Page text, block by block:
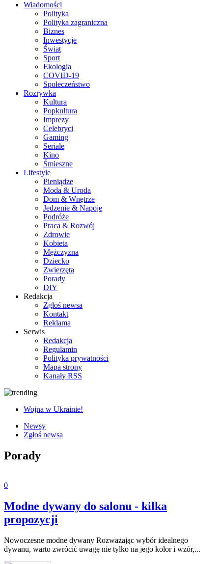
Wiadomości
Polityka
Polityka zagraniczna
Biznes
Inwestycje
Świat
Sport
Ekologia
COVID-19
Społeczeństwo
Rozrywka
Kultura
Popkultura
Imprezy
Celebryci
Gaming
Seriale
Kino
Śmieszne
Lifestyle
Pieniądze
Moda & Uroda
Dom & Wnętrze
Jedzenie & Napoje
Podróże
Praca & Rozwój
Zdrowie
Kobieta
Mężczyzna
Dziecko
Zwierzęta
Porady
DIY
Redakcja
Zgłoś newsa
Kontakt
Reklama
Serwis
Redakcja
Regulamin
Polityka prywatności
Mapa strony
Kanały RSS
Wojna w Ukrainie!
Newsy
Zgłoś newsa
Porady
0
Modne dywany do salonu - kilka
propozycji
Nowoczesne modne dywany Rozważając wybór idealnego
dywanu, warto zwrócić uwagę nie tylko na jego kolor i wzór,...